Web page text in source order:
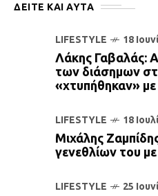
ΔΕΙΤΕ ΚΑΙ ΑΥΤΆ
LIFESTYLE 18
Λάκης Γαβαλάς:
των διάσημων
«χτυπήθηκαν»
LIFESTYLE 18
Μιχάλης
γενεθλίων του με
LIFESTYLE 25